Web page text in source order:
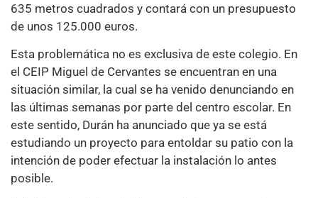
635 metros cuadrados y contará con un presupuesto
de unos 125.000 euros.
Esta problemática no es exclusiva de este colegio. En
el CEIP Miguel de Cervantes se encuentran en una
situación similar, la cual se ha venido denunciando en
las últimas semanas por parte del centro escolar. En
este sentido, Durán ha anunciado que ya se está
estudiando un proyecto para entoldar su patio con la
intención de poder efectuar la instalación lo antes
posible.